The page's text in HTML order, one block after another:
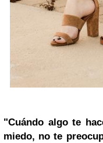
"Cuándo algo te
miedo, no te